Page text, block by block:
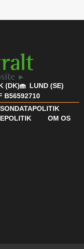
(DK)
LUND (SE)
B56592710
OM OS